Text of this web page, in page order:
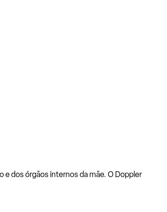
dos órgãos internos da mãe. O Doppler